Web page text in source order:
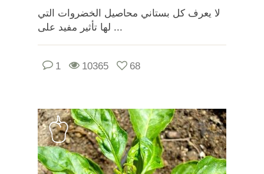
لا يعرف كل بستاني محاصيل الخضروات التي
لها تأثير مفيد على ...
1 10365 68